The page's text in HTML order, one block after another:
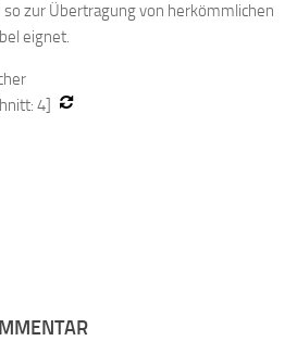
zur Übertragung von herkömmlichen
eignet.
4]